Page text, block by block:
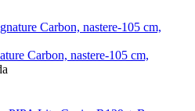
Carbon, nastere-105 cm,